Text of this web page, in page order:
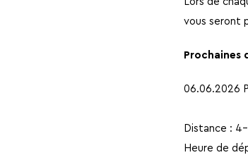
vous seront
Prochaines
06.06.2026
Distance :
Heure de